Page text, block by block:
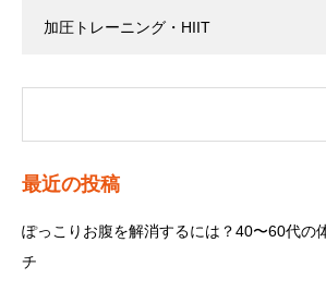
加圧トレーニング・HIIT
最近の投稿
ぽっこりお腹を解消するには？40〜60代の
チ